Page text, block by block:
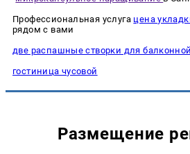
Профессиональная услуга цена
рядом с вами
две распашные створки для
гостиница чусовой
Размещение